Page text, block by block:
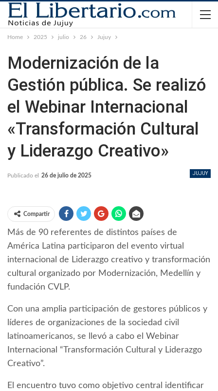
Home 2025 julio 26 Jujuy
Modernización de la
Gestión pública. Se realizó
el Webinar Internacional
«Transformación Cultural
y Liderazgo Creativo»
JUJUY
Publicado el 26 de julio de 2025
Compartir
Más de 90 referentes de distintos países de
América Latina participaron del evento virtual
internacional de Liderazgo creativo y transformación
cultural organizado por Modernización, Medellín y
fundación CVLP.
Con una amplia participación de gestores públicos y
líderes de organizaciones de la sociedad civil
latinoamericanos, se llevó a cabo el Webinar
Internacional “Transformación Cultural y Liderazgo
Creativo”.
El encuentro tuvo como objetivo central identificar